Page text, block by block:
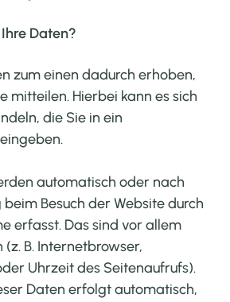
Daten?
zum einen dadurch erhoben,
mitteilen. Hierbei kann es sich
die Sie in ein
automatisch oder nach
Besuch der Website durch
erfasst. Das sind vor allem
B. Internetbrowser,
Uhrzeit des Seitenaufrufs).
Daten erfolgt automatisch,